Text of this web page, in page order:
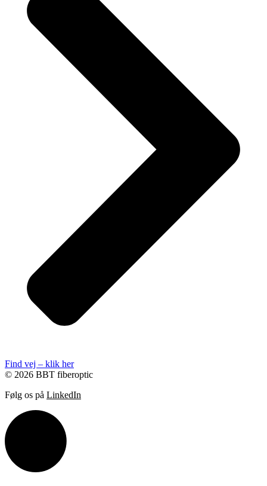
Find vej – klik her
© 2026 BBT fiberoptic
Følg os på LinkedIn